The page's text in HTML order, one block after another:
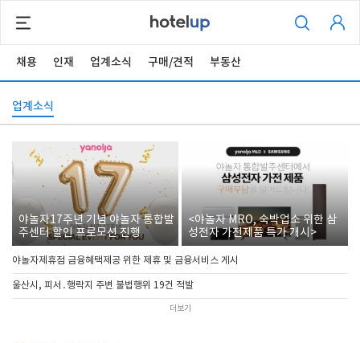
채용 인재 업계소식 구매/견적 부동산
업계소식
야놀자17주년 기념 야놀자 통합발
주센터 할인 프로모션 진행
<야놀자 MRO, 숙박업소 위한 삼
성전자 가전제품 특가 개시>
야놀자제휴점 금융혜택제공 위한 제휴 및 금융서비스 게시
울산시, 피서․행락지 주변 불법행위 19건 적발
더보기